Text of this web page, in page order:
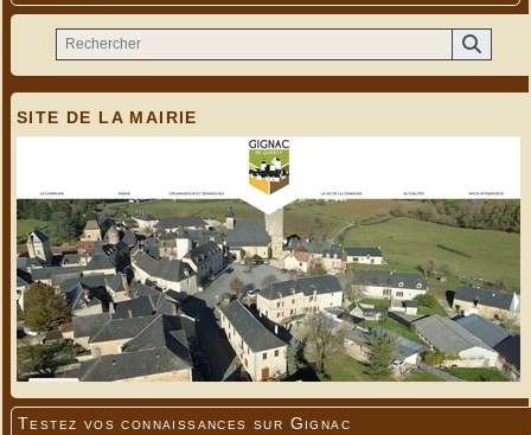
SITE DE LA MAIRIE
Testez vos connaissances sur Gignac